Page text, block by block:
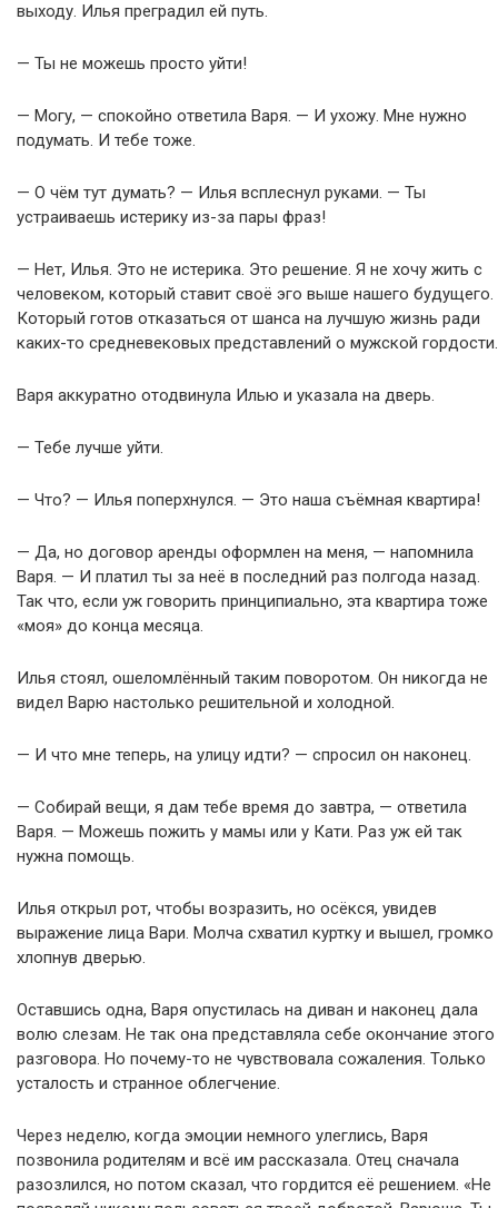
выходу. Илья преградил ей путь.
— Ты не можешь просто уйти!
— Могу, — спокойно ответила Варя. — И ухожу. Мне нужно
подумать. И тебе тоже.
— О чём тут думать? — Илья всплеснул руками. — Ты
устраиваешь истерику из-за пары фраз!
— Нет, Илья. Это не истерика. Это решение. Я не хочу жить с
человеком, который ставит своё эго выше нашего будущего.
Который готов отказаться от шанса на лучшую жизнь ради
каких-то средневековых представлений о мужской гордости.
Варя аккуратно отодвинула Илью и указала на дверь.
— Тебе лучше уйти.
— Что? — Илья поперхнулся. — Это наша съёмная квартира!
— Да, но договор аренды оформлен на меня, — напомнила
Варя. — И платил ты за неё в последний раз полгода назад.
Так что, если уж говорить принципиально, эта квартира тоже
«моя» до конца месяца.
Илья стоял, ошеломлённый таким поворотом. Он никогда не
видел Варю настолько решительной и холодной.
— И что мне теперь, на улицу идти? — спросил он наконец.
— Собирай вещи, я дам тебе время до завтра, — ответила
Варя. — Можешь пожить у мамы или у Кати. Раз уж ей так
нужна помощь.
Илья открыл рот, чтобы возразить, но осёкся, увидев
выражение лица Вари. Молча схватил куртку и вышел, громко
хлопнув дверью.
Оставшись одна, Варя опустилась на диван и наконец дала
волю слезам. Не так она представляла себе окончание этого
разговора. Но почему-то не чувствовала сожаления. Только
усталость и странное облегчение.
Через неделю, когда эмоции немного улеглись, Варя
позвонила родителям и всё им рассказала. Отец сначала
разозлился, но потом сказал, что гордится её решением. «Не